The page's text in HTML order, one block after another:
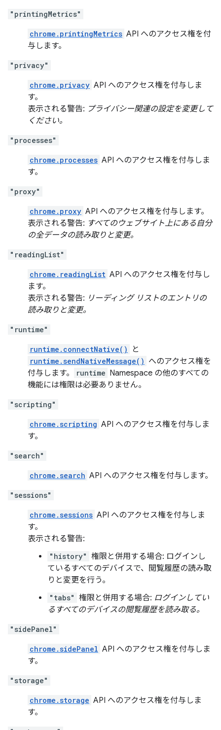
"printingMetrics"
chrome.printingMetrics API へのアクセス権を付
与します。
"privacy"
chrome.privacy API へのアクセス権を付与しま
す。
表示される警告: プライバシー関連の設定を変更して
ください。
"processes"
chrome.processes API へのアクセス権を付与しま
す。
"proxy"
chrome.proxy API へのアクセス権を付与します。
表示される警告: すべてのウェブサイト上にある自分
の全データの読み取りと変更。
"readingList"
chrome.readingList API へのアクセス権を付与し
ます。
表示される警告: リーディング リストのエントリの
読み取りと変更。
"runtime"
runtime.connectNative() と
runtime.sendNativeMessage() へのアクセス権を
付与します。
runtime Namespace の他のすべての
機能には権限は必要ありません。
"scripting"
chrome.scripting API へのアクセス権を付与しま
す。
"search"
chrome.search API へのアクセス権を付与します。
"sessions"
chrome.sessions API へのアクセス権を付与しま
す。
表示される警告:
"history" 権限と併用する場合: ログインし
ているすべてのデバイスで、閲覧履歴の読み取
りと変更を行う。
"tabs" 権限と併用する場合: ログインしてい
るすべてのデバイスの閲覧履歴を読み取る。
"sidePanel"
chrome.sidePanel API へのアクセス権を付与しま
す。
"storage"
chrome.storage API へのアクセス権を付与しま
す。